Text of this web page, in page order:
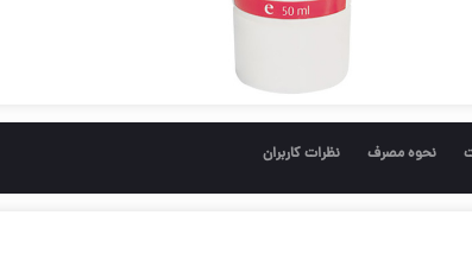
نحوه مصرف نظرات کاربران